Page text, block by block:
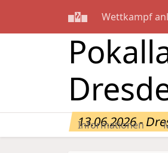
Wettkampf
13.06.2026 -
Informationen